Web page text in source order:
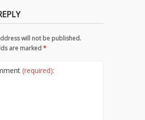
will not be published.
are marked*
(required):